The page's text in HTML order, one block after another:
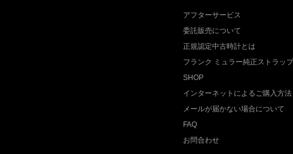
アフターサービス
委託販売について
正規認定中古時計とは
フランク ミュラー純正ストラップ
SHOP
インターネットによるご購入方法
メールが届かない場合について
FAQ
お問合わせ